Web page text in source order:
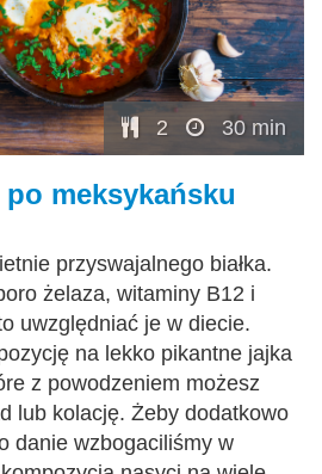
2 30 min
meksykańsku
przyswajalnego białka.
żelaza, witaminy B12 i
uwzględniać je w diecie.
na lekko pikantne jajka
z powodzeniem możesz
lub kolację. Żeby dodatkowo
danie wzbogaciliśmy w